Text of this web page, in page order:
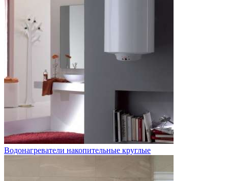
Водонагреватели накопительные круглые